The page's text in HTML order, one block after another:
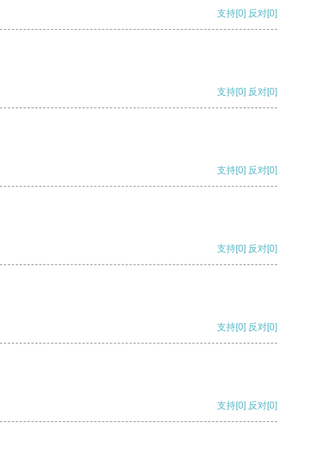
支持[0] 反对[0]
支持[0] 反对[0]
支持[0] 反对[0]
支持[0] 反对[0]
支持[0] 反对[0]
支持[0] 反对[0]